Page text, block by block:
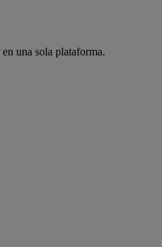
una sola plataforma.